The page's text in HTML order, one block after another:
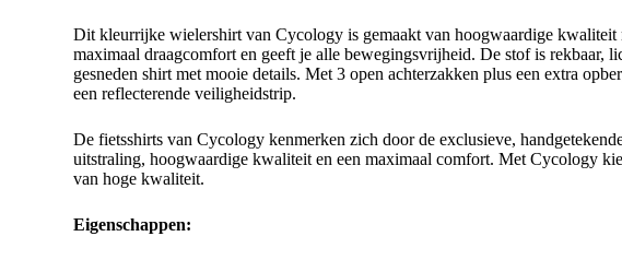
Dit kleurrijke wielershirt van Cycology is gemaakt van hoogwaardige kwaliteit
maximaal draagcomfort en geeft je alle bewegingsvrijheid. De stof is rekbaar,
gesneden shirt met mooie details. Met 3 open achterzakken plus een extra
een reflecterende veiligheidstrip.
De fietsshirts van Cycology kenmerken zich door de exclusieve,
uitstraling, hoogwaardige kwaliteit en een maximaal comfort. Met Cycology
van hoge kwaliteit.
Eigenschappen: